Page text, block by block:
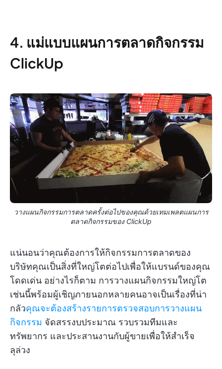
4. แม่แบบแผนการตลาดกิจกรรม
ClickUp
วางแผนกิจกรรมการตลาดครั้งต่อไปของคุณด้วยเทมเพลตแผนการ
ตลาดกิจกรรมของ ClickUp
แน่นอนว่าคุณต้องการให้กิจกรรมการตลาดของ
บริษัทคุณเป็นสิ่งที่ใหญ่โตต่อไปเพื่อให้แบรนด์ของคุณ
โดดเด่น อย่างไรก็ตาม การวางแผนกิจกรรมใหญ่โต
เช่นนี้พร้อมผู้เชิญภายนอกหลายคนอาจเป็นเรื่องที่น่า
กลัวคุณจะต้องสร้างรายการตรวจสอบการวางแผน
กิจกรรม จัดสรรงบประมาณ รวบรวมทีมและ
ทรัพยากร และประสานงานกับผู้ขายเพื่อให้สำเร็จ
ลุล่วง